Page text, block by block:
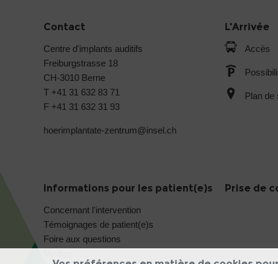
Contact
Centre d'implants auditifs
Freiburgstrasse 18
CH-3010 Berne
T +41 31 632 83 71
F +41 31 632 31 93
hoerimplantate-zentrum@insel.ch
L'Arrivée
Accès
Plan de
Informations pour les patient(e)s
Concernant l'intervention
Témoignages de patient(e)s
Foire aux questions
Prise de